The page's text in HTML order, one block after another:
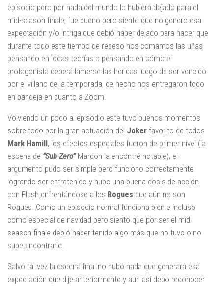
episodio pero por nada del mundo lo hubiera dejado para el
mid-season finale, fue bueno pero siento que no genero esa
expectación y/o intriga que debió haber dejado para hacer que
durante todo este tiempo de receso nos comamos las uñas
pensando en locas teorías o pensando en cómo el
protagonista deberá lamerse las heridas luego de ser vencido
por el villano de la temporada, de hecho nos entregaron todo
en bandeja en cuanto a Zoom.
Volviendo un poco al episodio este tuvo buenos momentos
sobre todo por la gran actuación del Joker favorito de todos
Mark Hamill, los efectos especiales fueron de primer nivel (la
escena de “Sub-Zero”Mardon la encontré notable), el
argumento pudo ser simple pero funciono correctamente
logrando ser entretenido y hubo una buena dosis de acción
con Flash enfrentándose a los Rogues que aún no son
Rogues. Como un episodio normal funciona bien e incluso
como especial de navidad pero siento que por ser el mid-
season finale debió haber tenido algo más que no tuvo o no
supe encontrarle.
Salvo tal vez la escena final no hubo nada que generara esa
expectación que dije anteriormente y aun así debo reconocer